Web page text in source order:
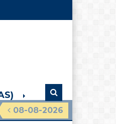
08-08-2026
4 pakem lihat